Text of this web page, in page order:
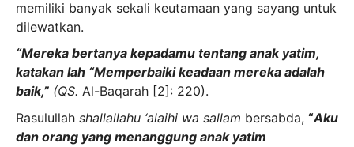
memiliki banyak sekali keutamaan yang sayang untuk
dilewatkan.
“Mereka bertanya kepadamu tentang anak yatim,
katakan lah “Memperbaiki keadaan mereka adalah
baik,” (QS. Al-Baqarah [2]: 220).
Rasulullah shallallahu ‘alaihi wa sallam bersabda, “Aku
dan orang yang menanggung anak yatim